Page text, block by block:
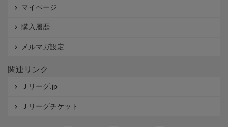
マイページ
購入履歴
メルマガ設定
関連リンク
Ｊリーグ.jp
Ｊリーグチケット